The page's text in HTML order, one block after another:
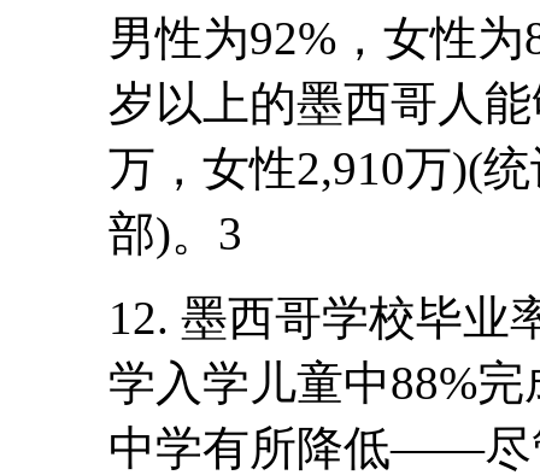
男性为92%，女性为
岁以上的墨西哥人
万，女性2,910万)(
部)。3
12. 墨西哥学校毕业
学入学儿童中88%
中学有所降低――尽